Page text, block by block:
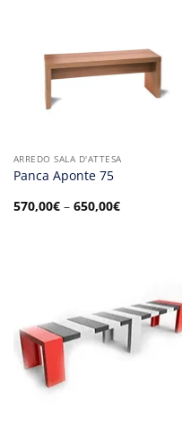
ARREDO SALA D'ATTESA
Panca Aponte 75
570,00€– 650,00€